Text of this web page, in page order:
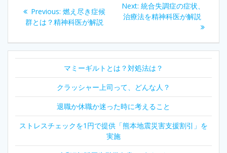
ナ
ビ
シ
ョ
Previous: Previous
post:
燃え尽き症候
群とは？精神科医が解説
Next: Next
post:
統合失調症の症状、
治療法を精神科医が解説
マミーギルトとは？対処法は？
クラッシャー上司って、どんな人？
退職か休職か迷った時に考えること
ストレスチェックを1円で提供「熊本地震災害支援割引」を
実施